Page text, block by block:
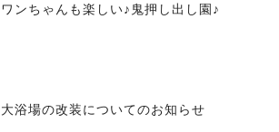
ワンちゃんも楽しい♪鬼押し出し園♪
大浴場の改装についてのお知らせ